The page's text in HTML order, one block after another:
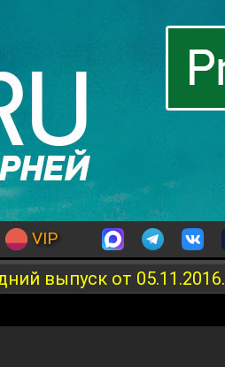
VIP
выпуск от 05.11.2016.